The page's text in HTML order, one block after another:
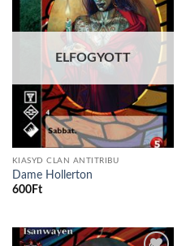
wishlist
ELFOGYOTT
KIASYD CLAN ANTITRIBU
Dame Hollerton
600Ft